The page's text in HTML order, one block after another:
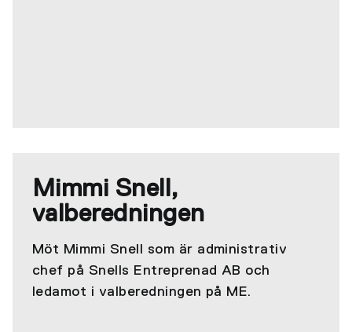
Mimmi Snell,
valberedningen
Möt Mimmi Snell som är administrativ
chef på Snells Entreprenad AB och
ledamot i valberedningen på ME.